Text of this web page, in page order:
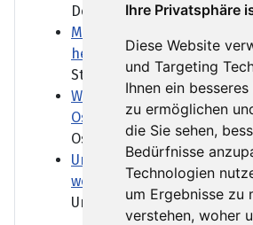
Ihre Privatsphäre
Diese Website
und Targeting
Ihnen ein
zu ermöglichen
die Sie sehen,
Bedürfnisse
Technologien
um Ergebnisse zu
verstehen, woher
Deutschland spürt gerade
Marktbericht: Gute
helfen DAX auf die Sprünge
Starke Exportdaten und
Wie sich einige Jugendliche
Ostdeutschland
Ostalgie, soziale Medien
Ungarn schaltet Licht an
wegen Energiekrise ab
Ungewohnter Anblick für...